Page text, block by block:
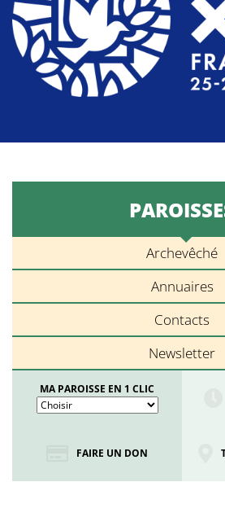
Archevêché
Annuaires
Contacts
Newsletter
MA PAROISSE EN 1 CLIC
FAIRE UN DON